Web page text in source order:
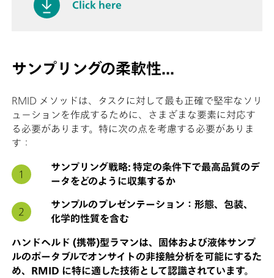
Click here
サンプリングの柔軟性...
RMID メソッドは、タスクに対して最も正確で堅牢なソリ
ューションを作成するために、さまざまな要素に対応す
る必要があります。特に次の点を考慮する必要がありま
す：
サンプリング戦略: 特定の条件下で最高品質のデ
ータをどのように収集するか
サンプルのプレゼンテーション：形態、包装、
化学的性質を含む
ハンドヘルド (携帯)型ラマンは、固体および液体サンプ
ルのポータブルでオンサイトの非接触分析を可能にするた
め、RMID に特に適した技術として認識されています。